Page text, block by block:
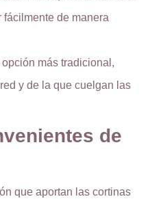
de manera
más tradicional,
y de la que cuelgan las
de
que aportan las cortinas